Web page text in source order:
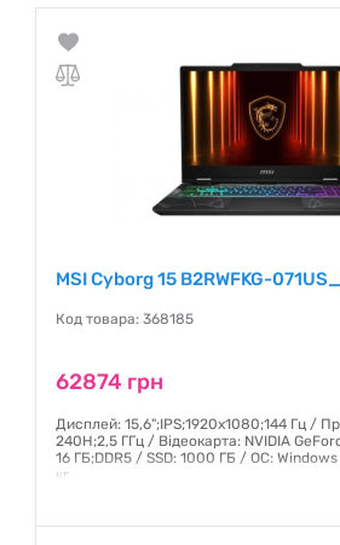
MSI Cyborg 15 B2RWFKG-
Код товара: 368185
62874 грн
Дисплей: 15,6";IPS;1920x1080;144 Гц /
240H;2,5 ГГц / Відеокарта: NVIDIA
16 ГБ;DDR5 / SSD: 1000 ГБ / ОС:
кг